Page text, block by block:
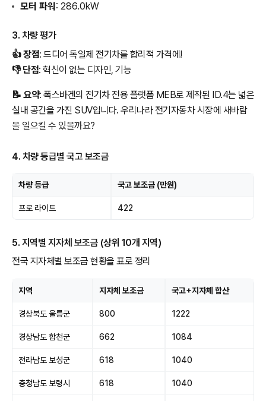
모터 파워: 286.0kW
3. 차량 평가
👍 장점: 드디어 독일제 전기차를 합리적 가격에!
👎 단점: 혁신이 없는 디자인, 기능
📝 요약: 폭스바겐의 전기차 전용 플랫폼 MEB로 제작된 ID.4는 넓은
실내 공간을 가진 SUV입니다. 우리나라 전기자동차 시장에 새바람
을 일으킬 수 있을까요?
4. 차량 등급별 국고 보조금
차량 등급 국고 보조금 (만원)
프로 라이트 422
5. 지역별 지자체 보조금 (상위 10개 지역)
전국 지자체별 보조금 현황을 표로 정리
지역 지자체 보조금 국고+지자체 합산
경상북도 울릉군 800 1222
경상남도 합천군 662 1084
전라남도 보성군 618 1040
충청남도 보령시 618 1040